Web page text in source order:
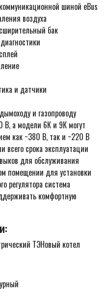
шиной eBus
воздуха
бак
и датчики
и газопроводу
В, а модели 6К и 9К могут
как ~380 В, так и ~220 В
срока эксплуатации
для обслуживания
помещении для установки
регулятора система
комфортную
ТЭНовый котел